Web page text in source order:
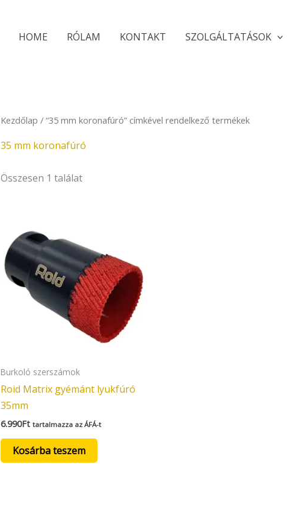
HOME RÓLAM KONTAKT SZOLGÁLTATÁSOK
Kezdőlap / “35 mm koronafúró” címkével rendelkező termékek
35 mm koronafúró
Összesen 1 találat
Burkoló szerszámok
Roid Matrix gyémánt lyukfúró
35mm
6.990Ft tartalmazza az ÁFÁ-t
Kosárba teszem